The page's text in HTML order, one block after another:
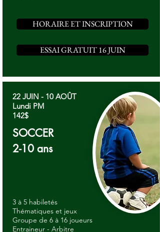
HORAIRE ET INSCRIPTION
ESSAI GRATUIT 16 JUIN
22 JUIN - 10 AOÛT
Lundi PM
142$
SOCCER
2-10 ans
3 à 5 habiletés
Thématiques et jeux
Groupe de 6 à 16 joueurs
Entraineur - Arbitre